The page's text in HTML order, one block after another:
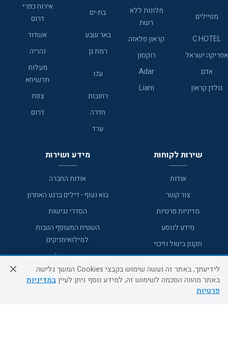
מטיילים
מלונות ללא
רשת
C HOTEL
קראון פלאזה
אפריקה ישראל
רוקסון
אדם
Adar
גולדן קראון
Liam
בת-ים
אירוח כפרי
דרום
באר שבע
אשדוד
רמת גן
נהריה
עכו
מעלות
תרשיחא
רחובות
צפת
חדרה
דרום
ערד
שירות לקוחות
אודות
צור קשר
מדיניות פרטיות
מידע לנוסע
תקנון ביטול וזיכוי
תקנון מועדון לקוחות
מדריך היעדים
מידע ושירות
אודות החברה
בוא נעוף - דילים ברגע האחרון
הסדרי נגישות
השטיח המעופף הטבות
למילואימניקים
השטיח המעופף טיולים מאורגנים
טיול מאורגן בשטיח המעופף
לידיעתך, באתר זה נעשה שימוש בקבצי Cookies המשך גלישה
באתר מהווה הסכמה לשימוש זה, למידע נוסף ניתן לעייןבמדיניות
פרטיות